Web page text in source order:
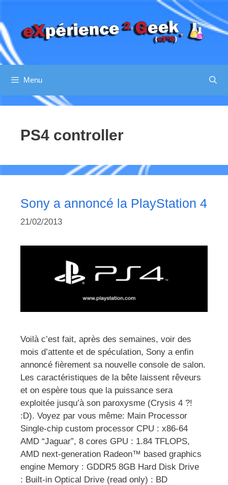
contenu
Menu
PS4 controller
Sony a annoncé la PlayStation 4
21/02/2013
Voilà c’est fait, après des semaines, voir des
mois d’attente et de spéculation, Sony a enfin
annoncé fièrement sa nouvelle console de salon.
Les caractéristiques de la bête laissent rêveurs
et on espère tous que la puissance sera
exploitée jusqu’à son paroxysme (Crysis 4 ?!
:D). Voyez par vous même: Main Processor
Single-chip custom processor CPU : x86-64
AMD “Jaguar”, 8 cores GPU : 1.84 TFLOPS,
AMD next-generation Radeon™ based graphics
engine Memory : GDDR5 8GB Hard Disk Drive
: Built-in Optical Drive (read only) : BD